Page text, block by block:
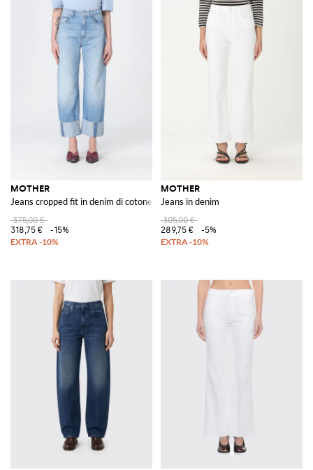
MOTHER
Jeans cropped fit in denim di cotone
375,00 €
318,75 €
-15%
MOTHER
Jeans in denim
305,00 €
289,75 €
-5%